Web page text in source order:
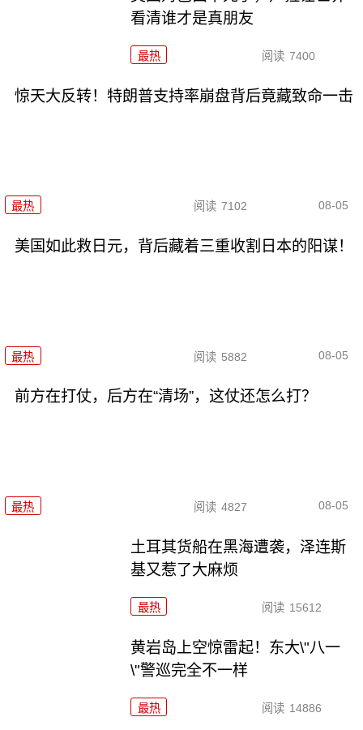
看清谁才是真朋友
最热 阅读 7400
惊天大反转！特朗普支持率崩盘背后竟藏致命一击
最热 阅读 7102 08-05
美国如此救日元，背后藏着三重收割日本的阳谋！
最热 阅读 5882 08-05
前方在打仗，后方在“清场”，这仗还怎么打？
最热 阅读 4827 08-05
土耳其货船在黑海遭袭，泽连斯
基又惹了大麻烦
最热 阅读 15612
黄岩岛上空惊雷起！东大\"八一
\"警巡完全不一样
最热 阅读 14886